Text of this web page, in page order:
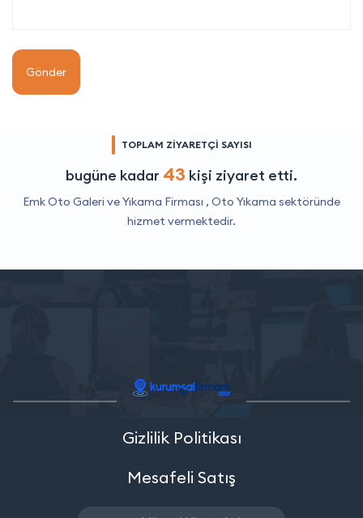
Gönder
TOPLAM ZİYARETÇİ SAYISI
bugüne kadar 43 kişi ziyaret etti.
Emk Oto Galeri ve Yıkama Firması , Oto Yıkama sektöründe
hizmet vermektedir.
Gizlilik Politikası
Mesafeli Satış